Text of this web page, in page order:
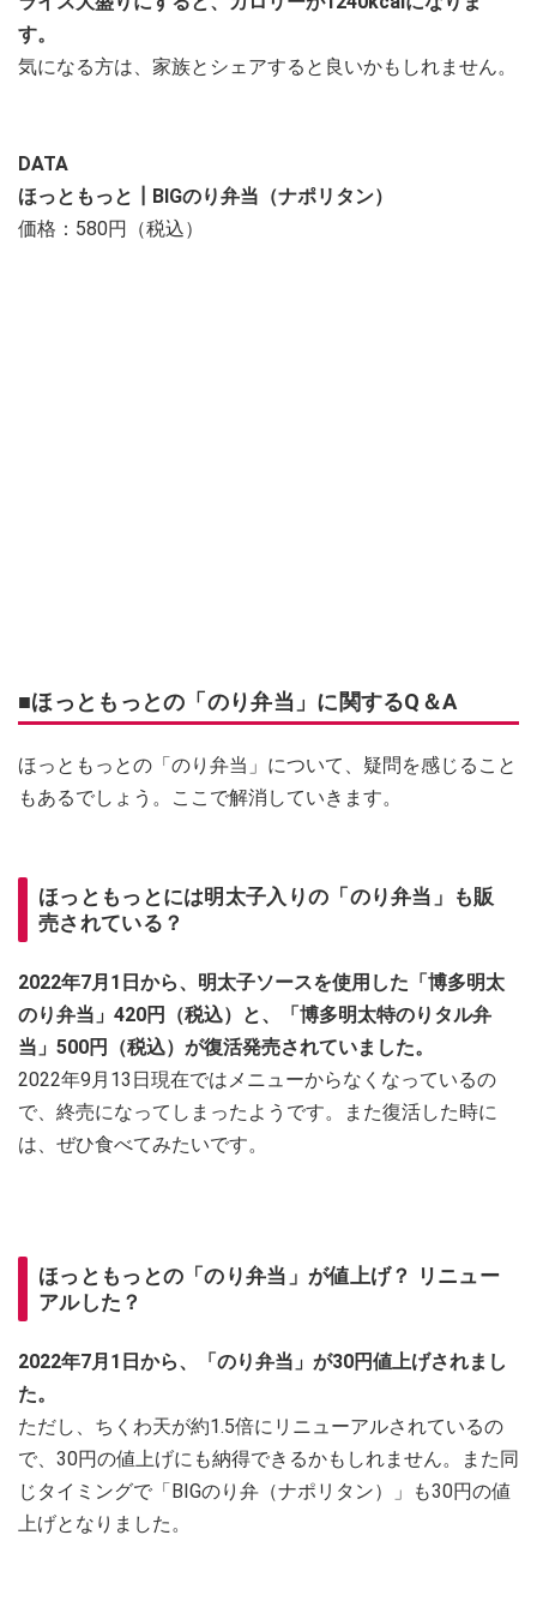
す。
気になる方は、家族とシェアすると良いかもしれません。
DATA
ほっともっと┃BIGのり弁当（ナポリタン）
価格：580円（税込）
■ほっともっとの「のり弁当」に関するQ＆A
ほっともっとの「のり弁当」について、疑問を感じること
もあるでしょう。ここで解消していきます。
ほっともっとには明太子入りの「のり弁当」も販
売されている？
2022年7月1日から、明太子ソースを使用した「博多明太
のり弁当」420円（税込）と、「博多明太特のりタル弁
当」500円（税込）が復活発売されていました。
2022年9月13日現在ではメニューからなくなっているの
で、終売になってしまったようです。また復活した時に
は、ぜひ食べてみたいです。
ほっともっとの「のり弁当」が値上げ？ リニュー
アルした？
2022年7月1日から、「のり弁当」が30円値上げされまし
た。
ただし、ちくわ天が約1.5倍にリニューアルされているの
で、30円の値上げにも納得できるかもしれません。また同
じタイミングで「BIGのり弁（ナポリタン）」も30円の値
上げとなりました。